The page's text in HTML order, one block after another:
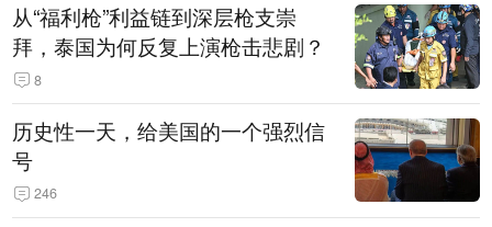
从“福利枪”利益链到深层枪支崇
拜，泰国为何反复上演枪击悲剧？
8
历史性一天，给美国的一个强烈信
号
246